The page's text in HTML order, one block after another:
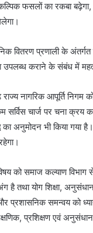
फसलों का रकबा बढ़ेगा,
वितरण प्रणाली के अंतर्गत
कराने के संबंध में
राज्य नागरिक आपूर्ति
चार्ज पर चना
का अनुमोदन भी किया गया
को समाज कल्याण विभाग
है तथा योग शिक्षा,
प्रशासनिक समन्वय को
प्रशिक्षण एवं अनुसंधान